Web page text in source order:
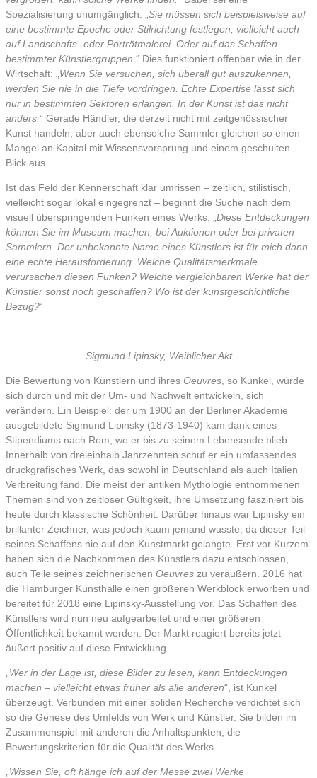
Spezialisierung unumgänglich. „ Sie müssen sich beispielsweise auf
eine bestimmte Epoche oder Stilrichtung festlegen, vielleicht auch
auf Landschafts- oder Porträtmalerei. Oder auf das Schaffen
bestimmter Künstlergruppen. “ Dies funktioniert offenbar wie in der
Wirtschaft: „ Wenn Sie versuchen, sich überall gut auszukennen,
werden Sie nie in die Tiefe vordringen. Echte Expertise lässt sich
nur in bestimmten Sektoren erlangen. In der Kunst ist das nicht
anders. “ Gerade Händler, die derzeit nicht mit zeitgenössischer
Kunst handeln, aber auch ebensolche Sammler gleichen so einen
Mangel an Kapital mit Wissensvorsprung und einem geschulten
Blick aus.
Ist das Feld der Kennerschaft klar umrissen – zeitlich, stilistisch,
vielleicht sogar lokal eingegrenzt – beginnt die Suche nach dem
visuell überspringenden Funken eines Werks. „ Diese Entdeckungen
können Sie im Museum machen, bei Auktionen oder bei privaten
Sammlern. Der unbekannte Name eines Künstlers ist für mich dann
eine echte Herausforderung. Welche Qualitätsmerkmale
verursachen diesen Funken? Welche vergleichbaren Werke hat der
Künstler sonst noch geschaffen? Wo ist der kunstgeschichtliche
Bezug?“
Sigmund Lipinsky, Weiblicher Akt
Die Bewertung von Künstlern und ihres Oeuvres , so Kunkel, würde
sich durch und mit der Um- und Nachwelt entwickeln, sich
verändern. Ein Beispiel: der um 1900 an der Berliner Akademie
ausgebildete Sigmund Lipinsky (1873-1940) kam dank eines
Stipendiums nach Rom, wo er bis zu seinem Lebensende blieb.
Innerhalb von dreieinhalb Jahrzehnten schuf er ein umfassendes
druckgrafisches Werk, das sowohl in Deutschland als auch Italien
Verbreitung fand. Die meist der antiken Mythologie entnommenen
Themen sind von zeitloser Gültigkeit, ihre Umsetzung fasziniert bis
heute durch klassische Schönheit. Darüber hinaus war Lipinsky ein
brillanter Zeichner, was jedoch kaum jemand wusste, da dieser Teil
seines Schaffens nie auf den Kunstmarkt gelangte. Erst vor Kurzem
haben sich die Nachkommen des Künstlers dazu entschlossen,
auch Teile seines zeichnerischen Oeuvres zu veräußern. 2016 hat
die Hamburger Kunsthalle einen größeren Werkblock erworben und
bereitet für 2018 eine Lipinsky-Ausstellung vor. Das Schaffen des
Künstlers wird nun neu aufgearbeitet und einer größeren
Öffentlichkeit bekannt werden. Der Markt reagiert bereits jetzt
äußert positiv auf diese Entwicklung.
Wer in der Lage ist, diese Bilder zu lesen, kann Entdeckungen
machen – vielleicht etwas früher als alle anderen“, ist Kunkel
überzeugt. Verbunden mit einer soliden Recherche verdichtet sich
so die Genese des Umfelds von Werk und Künstler. Sie bilden im
Zusammenspiel mit anderen die Anhaltspunkten, die
Bewertungskriterien für die Qualität des Werks.
Wissen Sie, oft hänge ich auf der Messe zwei Werke